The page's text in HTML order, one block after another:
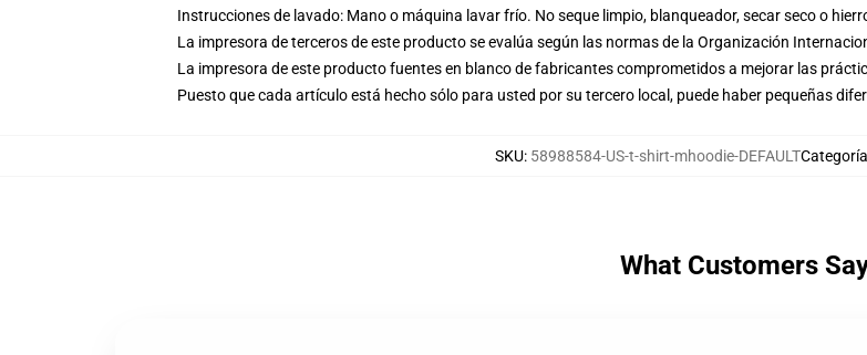
Instrucciones de lavado: Mano o máquina lavar frío. No seque limpio, blanqueador, secar seco o
La impresora de terceros de este producto se evalúa según las normas de la Organización
La impresora de este producto fuentes en blanco de fabricantes comprometidos a mejorar las
Puesto que cada artículo está hecho sólo para usted por su tercero local, puede haber pequeñas
SKU: 58988584-US-t-shirt-mhoodie-DEFAULT
What Customers